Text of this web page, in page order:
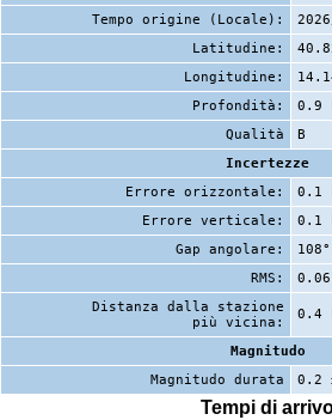
Tempo origine (Locale):
Latitudine:
Longitudine:
Profondità:
0.9
Qualità
B
Incertezze
Errore orizzontale:
0.1
Errore verticale:
0.1
Gap angolare:
108°
RMS:
Distanza dalla stazione
più vicina:
0.4
Magnitudo
Magnitudo durata
0.2
Tempi di